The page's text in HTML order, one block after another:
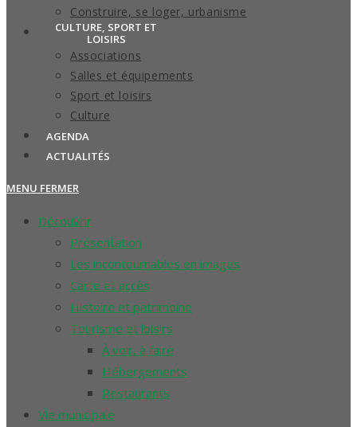
Construire, se loger, urbanisme
CULTURE, SPORT ET
LOISIRS
Associations
Salles et équipements
Sport et loisirs
Culture
AGENDA
ACTUALITÉS
MENU FERMER
Découvrir
Présentation
Les incontournables en images
Carte et accès
Histoire et patrimoine
Tourisme et loisirs
À voir, à faire
Hébergements
Restaurants
Vie municipale